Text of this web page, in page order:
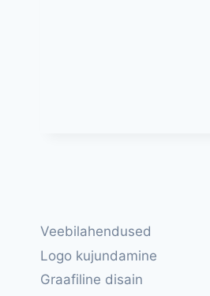
Veebilahendused
Logo kujundamine
Graafiline disain